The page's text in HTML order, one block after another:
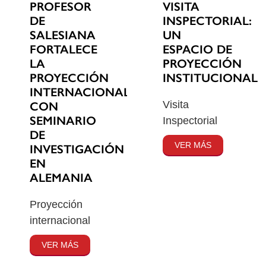
PROFESOR
DE
SALESIANA
FORTALECE
LA
PROYECCIÓN
INTERNACIONAL
CON
SEMINARIO
DE
INVESTIGACIÓN
EN
ALEMANIA
Proyección
internacional
VER MÁS
VISITA
INSPECTORIAL:
UN
ESPACIO DE
PROYECCIÓN
INSTITUCIONAL
Visita
Inspectorial
VER MÁS